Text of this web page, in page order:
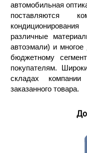
автомобильная
поставляются
различные
автоэмали) и многое
бюджетному
покупателям.
складах
заказанного товара.